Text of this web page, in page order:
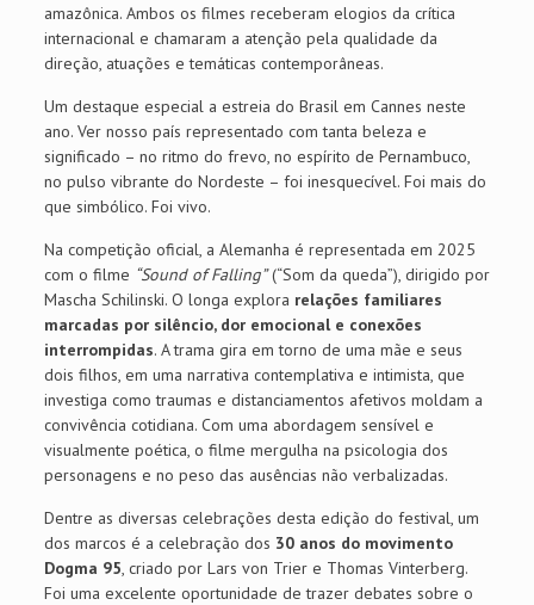
amazônica. Ambos os filmes receberam elogios da crítica
internacional e chamaram a atenção pela qualidade da
direção, atuações e temáticas contemporâneas.
Um destaque especial a estreia do Brasil em Cannes neste
ano. Ver nosso país representado com tanta beleza e
significado – no ritmo do frevo, no espírito de Pernambuco,
no pulso vibrante do Nordeste – foi inesquecível. Foi mais do
que simbólico. Foi vivo.
Na competição oficial, a Alemanha é representada em 2025
com o filme “Sound of Falling”(“Som da queda”), dirigido por
Mascha Schilinski. O longa explora relações familiares
marcadas por silêncio, dor emocional e conexões
interrompidas. A trama gira em torno de uma mãe e seus
dois filhos, em uma narrativa contemplativa e intimista, que
investiga como traumas e distanciamentos afetivos moldam a
convivência cotidiana. Com uma abordagem sensível e
visualmente poética, o filme mergulha na psicologia dos
personagens e no peso das ausências não verbalizadas.
Dentre as diversas celebrações desta edição do festival, um
dos marcos é a celebração dos 30 anos do movimento
Dogma 95, criado por Lars von Trier e Thomas Vinterberg.
Foi uma excelente oportunidade de trazer debates sobre o